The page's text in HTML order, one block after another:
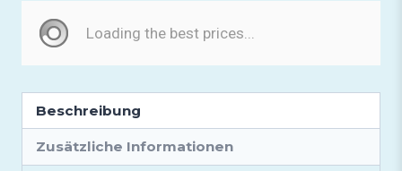
Beschreibung
Zusätzliche Informationen